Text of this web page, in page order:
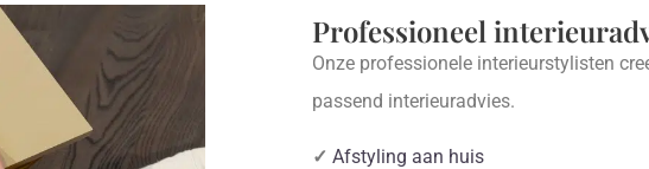
Professioneel
Onze professionele interieurstylisten
passend interieuradvies.
✓ Afstyling aan huis